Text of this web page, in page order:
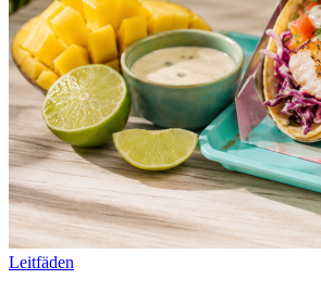
Leitfäden